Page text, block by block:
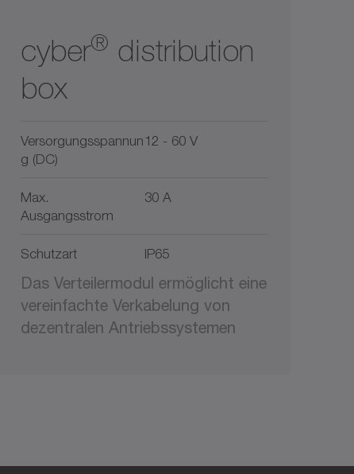
cyber® distribution
box
Versorgungsspannun
g (DC)
12 - 60 V
Max.
Ausgangsstrom
30 A
Schutzart IP65
Das Verteilermodul ermöglicht eine
vereinfachte Verkabelung von
dezentralen Antriebssystemen